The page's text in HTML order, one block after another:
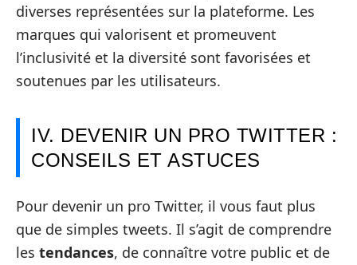
diverses représentées sur la plateforme. Les
marques qui valorisent et promeuvent
l’inclusivité et la diversité sont favorisées et
soutenues par les utilisateurs.
IV. DEVENIR UN PRO TWITTER :
CONSEILS ET ASTUCES
Pour devenir un pro Twitter, il vous faut plus
que de simples tweets. Il s’agit de comprendre
les tendances, de connaître votre public et de